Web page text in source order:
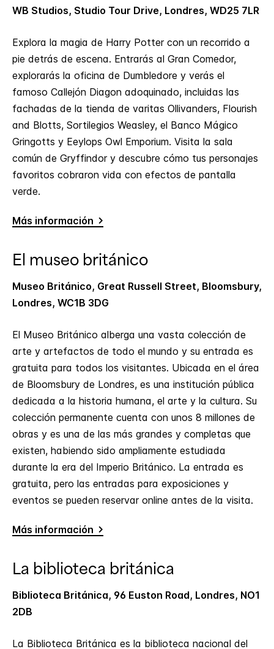
WB Studios, Studio Tour Drive, Londres, WD25 7LR
Explora la magia de Harry Potter con un recorrido a
pie detrás de escena. Entrarás al Gran Comedor,
explorarás la oficina de Dumbledore y verás el
famoso Callejón Diagon adoquinado, incluidas las
fachadas de la tienda de varitas Ollivanders, Flourish
and Blotts, Sortilegios Weasley, el Banco Mágico
Gringotts y Eeylops Owl Emporium. Visita la sala
común de Gryffindor y descubre cómo tus personajes
favoritos cobraron vida con efectos de pantalla
verde.
Más información
El museo británico
Museo Británico, Great Russell Street, Bloomsbury,
Londres, WC1B 3DG
El Museo Británico alberga una vasta colección de
arte y artefactos de todo el mundo y su entrada es
gratuita para todos los visitantes. Ubicada en el área
de Bloomsbury de Londres, es una institución pública
dedicada a la historia humana, el arte y la cultura. Su
colección permanente cuenta con unos 8 millones de
obras y es una de las más grandes y completas que
existen, habiendo sido ampliamente estudiada
durante la era del Imperio Británico. La entrada es
gratuita, pero las entradas para exposiciones y
eventos se pueden reservar online antes de la visita.
Más información
La biblioteca británica
Biblioteca Británica, 96 Euston Road, Londres, NO1
2DB
La Biblioteca Británica es la biblioteca nacional del